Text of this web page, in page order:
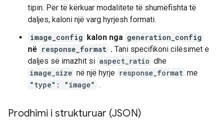
tipin. Për të kërkuar modalitete të shumëfishta të
daljes, kaloni një varg hyrjesh formati.
image_config kalon nga generation_config
në response_format . Tani specifikoni cilësimet e
daljes së imazhit si aspect_ratio dhe
image_size në një hyrje response_format me
"type": "image" .
Prodhimi i strukturuar (JSON)